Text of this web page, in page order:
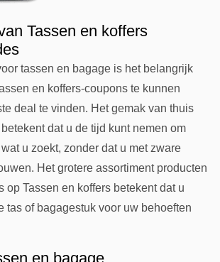
Tassen en koffers
tassen en bagage is het belangrijk
en koffers-coupons te kunnen
deal te vinden. Het gemak van thuis
dat u de tijd kunt nemen om
u zoekt, zonder dat u met zware
Het grotere assortiment producten
op Tassen en koffers betekent dat u
tas of bagagestuk voor uw behoeften
en bagage